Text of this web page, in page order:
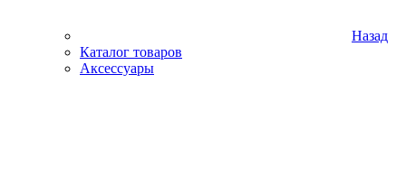
Назад
Каталог товаров
Аксессуары